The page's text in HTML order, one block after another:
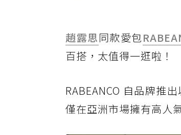
趙露思同款愛包
百搭，太值得一逛啦！
RABEANCO 自品牌推
僅在亞洲市場擁有高人